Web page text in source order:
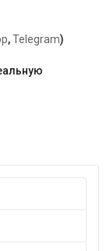
,Telegram)